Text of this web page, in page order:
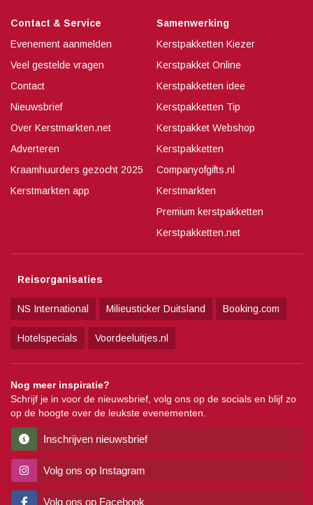
Contact & Service
Evenement aanmelden
Veel gestelde vragen
Contact
Nieuwsbrief
Over Kerstmarkten.net
Adverteren
Kraamhuurders gezocht 2025
Kerstmarkten app
Samenwerking
Kerstpakketten Kiezer
Kerstpakket Online
Kerstpakketten idee
Kerstpakketten Tip
Kerstpakket Webshop
Kerstpakketten
Companyofgifts.nl
Kerstmarkten
Premium kerstpakketten
Kerstpakketten.net
Reisorganisaties
NS International Milieusticker Duitsland Booking.com
Hotelspecials Voordeeluitjes.nl
Nog meer inspiratie?
Schrijf je in voor de nieuwsbrief, volg ons op de socials en blijf zo
op de hoogte over de leukste evenementen.
Inschrijven nieuwsbrief
Volg ons op Instagram
Volg ons op Facebook